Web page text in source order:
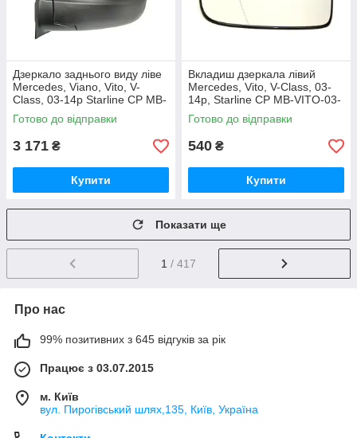
Дзеркало заднього виду ліве
Mercedes, Viano, Vito, V-
Class, 03-14р Starline CP MB-
VITO-03-3501L
Готово до відправки
3 171 ₴
Купити
Вкладиш дзеркала лівий
Mercedes, Vito, V-Class, 03-
14р, Starline CP MB-VITO-03-
3581L
Готово до відправки
540 ₴
Купити
Показати ще
1 / 417
Про нас
99% позитивних з 645 відгуків за рік
Працює з 03.07.2015
м. Київ
вул. Пирогівський шлях,135, Київ, Україна